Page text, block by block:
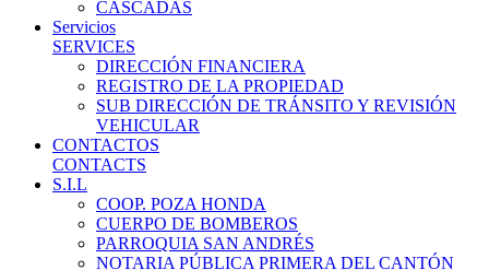
CASCADAS
Servicios
SERVICES
DIRECCIÓN FINANCIERA
REGISTRO DE LA PROPIEDAD
SUB DIRECCIÓN DE TRÁNSITO Y REVISIÓN
VEHICULAR
CONTACTOS
CONTACTS
S.I.L
COOP. POZA HONDA
CUERPO DE BOMBEROS
PARROQUIA SAN ANDRÉS
NOTARIA PÚBLICA PRIMERA DEL CANTÓN